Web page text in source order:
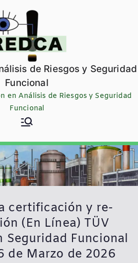
de Riesgos y Seguridad
Funcional
en Análisis de Riesgos y Seguridad
Funcional
certificación y re-
(En Línea) TÜV
Seguridad Funcional
de Marzo de 2026